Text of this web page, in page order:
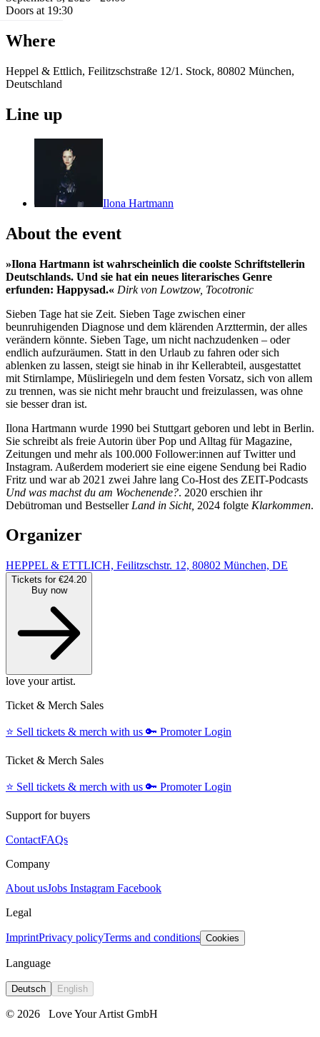
Doors at 19:30
Where
Heppel & Ettlich, Feilitzschstraße 12/1. Stock, 80802 München,
Deutschland
Line up
Ilona Hartmann
About the event
»Ilona Hartmann ist wahrscheinlich die coolste Schriftstellerin
Deutschlands. Und sie hat ein neues literarisches Genre
erfunden: Happysad.« Dirk von Lowtzow, Tocotronic
Sieben Tage hat sie Zeit. Sieben Tage zwischen einer
beunruhigenden Diagnose und dem klärenden Arzttermin, der alles
verändern könnte. Sieben Tage, um nicht nachzudenken – oder
endlich aufzuräumen. Statt in den Urlaub zu fahren oder sich
ablenken zu lassen, steigt sie hinab in ihr Kellerabteil, ausgestattet
mit Stirnlampe, Müsliriegeln und dem festen Vorsatz, sich von allem
zu trennen, was sie nicht mehr braucht und freizulassen, was ohne
sie besser dran ist.
Ilona Hartmann wurde 1990 bei Stuttgart geboren und lebt in Berlin.
Sie schreibt als freie Autorin über Pop und Alltag für Magazine,
Zeitungen und mehr als 100.000 Follower:innen auf Twitter und
Instagram. Außerdem moderiert sie eine eigene Sendung bei Radio
Fritz und war ab 2021 zwei Jahre lang Co-Host des ZEIT-Podcasts
Und was machst du am Wochenende?. 2020 erschien ihr
Debütroman und Bestseller Land in Sicht, 2024 folgte Klarkommen.
Organizer
HEPPEL & ETTLICH, Feilitzschstr. 12, 80802 München, DE
Tickets for €24.20
Buy now
love your artist.
Ticket & Merch Sales
⭐️ Sell tickets & merch with us 🔑 Promoter Login
Ticket & Merch Sales
⭐️ Sell tickets & merch with us 🔑 Promoter Login
Support for buyers
ContactFAQs
Company
About usJobs Instagram Facebook
Legal
ImprintPrivacy policyTerms and conditions Cookies
Language
Deutsch English
© 2026 Love Your Artist GmbH